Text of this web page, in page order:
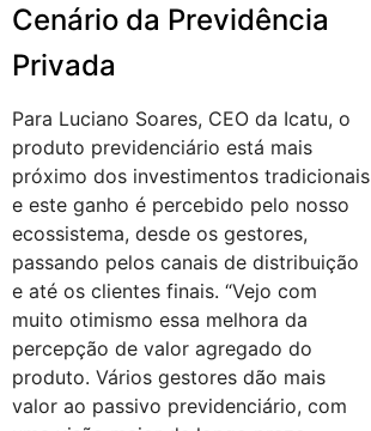
Cenário da Previdência
Privada
Para Luciano Soares, CEO da Icatu, o
produto previdenciário está mais
próximo dos investimentos tradicionais
e este ganho é percebido pelo nosso
ecossistema, desde os gestores,
passando pelos canais de distribuição
e até os clientes finais. “Vejo com
muito otimismo essa melhora da
percepção de valor agregado do
produto. Vários gestores dão mais
valor ao passivo previdenciário, com